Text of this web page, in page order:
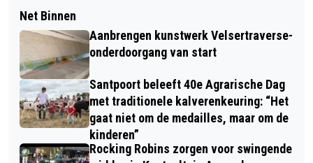
Net Binnen
Aanbrengen kunstwerk Velsertraverse-
onderdoorgang van start
Santpoort beleeft 40e Agrarische Dag
met traditionele kalverenkeuring: “Het
gaat niet om de medailles, maar om de
kinderen”
Rocking Robins zorgen voor swingende